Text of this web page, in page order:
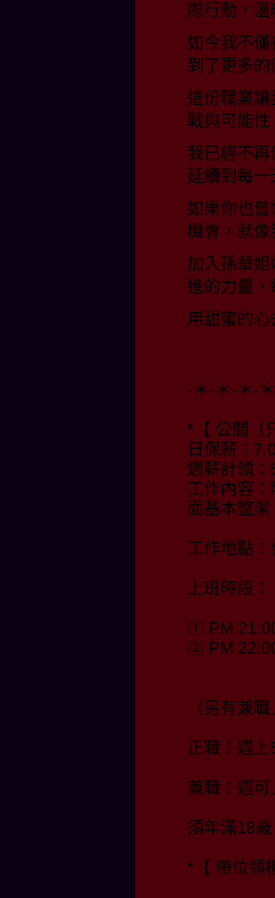
際行動，
如今我不
到了更多的
這份職業
戰與可能性
我已經不
延續到每
如果你也
機會，就
加入孫華
進的力量
用甜蜜的
-＊-＊-＊-
*【 公關（
日保薪：
週薪計領
工作內容
面基本整潔
工作地點
上班時段：
① PM
② PM
（另有兼
正職：週
兼職：週
須年滿18歲
*【 帶位領